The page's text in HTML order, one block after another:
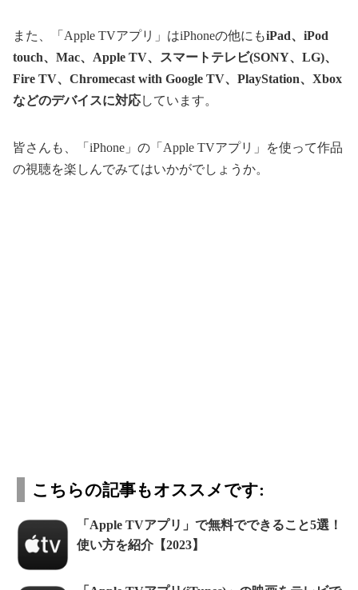
また、「Apple TVアプリ」はiPhoneの他にもiPad、iPod
touch、Mac、Apple TV、スマートテレビ(SONY、LG)、
Fire TV、Chromecast with Google TV、PlayStation、Xbox
などのデバイスに対応しています。
皆さんも、「iPhone」の「Apple TVアプリ」を使って作品
の視聴を楽しんでみてはいかがでしょうか。
こちらの記事もオススメです:
「Apple TVアプリ」で無料でできること5選！
使い方を紹介【2023】